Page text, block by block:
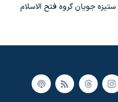
صلح
جويان گروه فتح الاسلام